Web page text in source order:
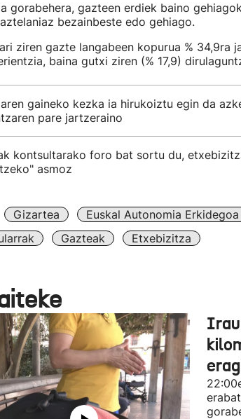
gorabehera, gazteen erdiek baino gehiagok
bezainbeste edo gehiago.
ziren gazte langabeen kopurua % 34,9ra
baina gutxi ziren (% 17,9)
gaineko kezka ia hirukoiztu egin da
pare jartzeraino
kontsultarako foro bat sortu du,
asmoz
Gizartea Euskal Autonomia Erkidegoa
Gazteak Etxebizitza